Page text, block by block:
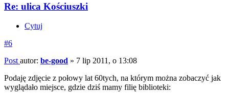
Re: ulica Kościuszki
Cytuj
#6
Post autor: be-good » 7 lip 2011, o 13:08
Podaję zdjęcie z połowy lat 60tych, na którym można zobaczyć jak
wyglądało miejsce, gdzie dziś mamy filię biblioteki: